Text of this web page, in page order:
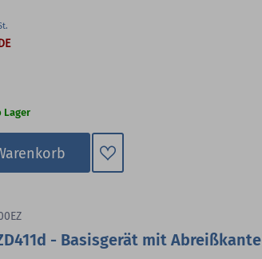
Lager
Zum
- Basisgerät mit Abreißkante